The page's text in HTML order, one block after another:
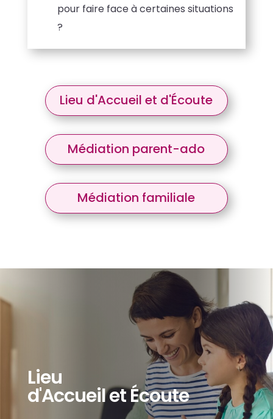
pour faire face à certaines situations
?
Lieu d'Accueil et d'Écoute
Médiation parent-ado
Médiation familiale
Lieu
d'Accueil et Écoute